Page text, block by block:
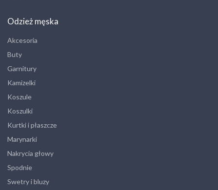
Odzież męska
Akcesoria
Buty
Garnitury
Kamizelki
Koszule
Koszulki
Kurtki i płaszcze
Marynarki
Nakrycia głowy
Spodnie
Swetry i bluzy